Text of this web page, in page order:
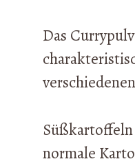
Das
Süßkartoffeln
normale